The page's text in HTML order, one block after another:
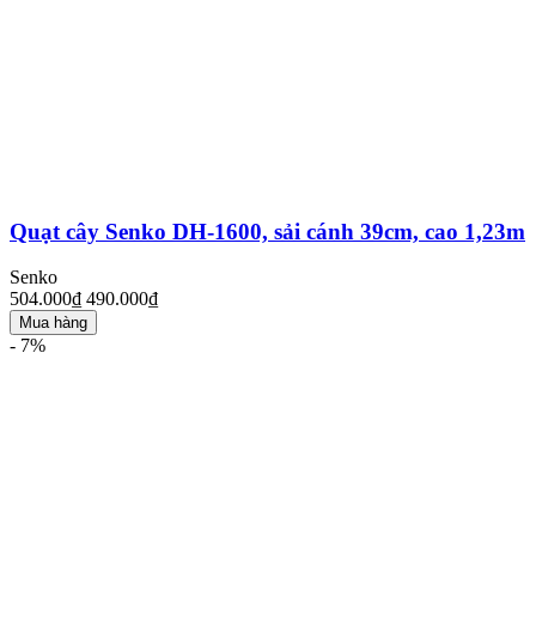
Quạt cây Senko DH-1600, sải cánh 39cm, cao 1,23m
Senko
504.000₫ 490.000₫
Mua hàng
- 7%